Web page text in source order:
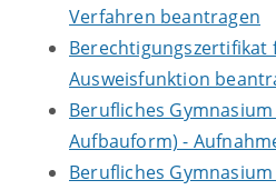
Verfahren beantragen
Berechtigungszertifikat
Ausweisfunktion
Berufliches
Aufbauform) -
Berufliches